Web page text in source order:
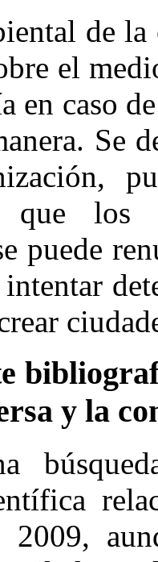
de la
el
en caso
Se
que los
puede
y la
2009,